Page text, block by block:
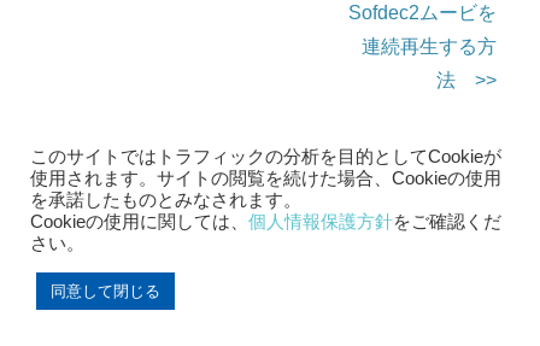
Sofdec2ムービを
連続再生する方
法 >>
サイトマップ
このサイトではトラフィックの分析を目的としてCookieが
使用されます。サイトの閲覧を続けた場合、Cookieの使用
を承諾したものとみなされます。
Cookieの使用に関しては、 個人情報保護方針をご確認くだ
さい。
同意して閉じる